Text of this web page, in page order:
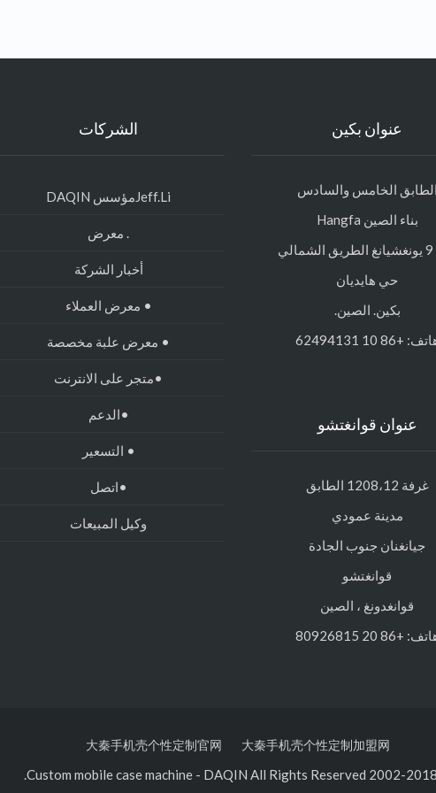
الشركات
Jeff.Liمؤسس DAQIN
. معرض
أخبار الشركة
• معرض العملاء
• معرض علبة مخصصة
•متجر على الانترنت
•الدعم
• التسعير
•اتصل
وكيل المبيعات
عنوان بكين
الطابق الخامس والسادس
بناء الصين Hangfa
حي هايديان
بكين. الصين.
+86 10 62494131
عنوان قوانغتشو
غرفة 1208،12 الطابق
مدينة عمودي
جيانغنان جنوب الجادة
قوانغتشو
قوانغدونغ ، الصين
+86 20 80926815
大秦手机壳个性定制官网 大秦手机壳个性定制加盟网
- DAQIN All Rights Reserved.